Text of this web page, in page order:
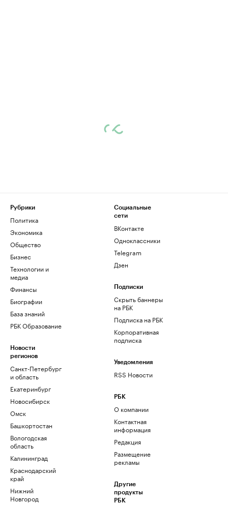
Рубрики
Политика
Экономика
Общество
Бизнес
Технологии и
медиа
Финансы
Биографии
База знаний
РБК Образование
Новости
регионов
Санкт-Петербург
и область
Екатеринбург
Новосибирск
Омск
Башкортостан
Вологодская
область
Калининград
Краснодарский
край
Нижний
Новгород
Социальные
сети
ВКонтакте
Одноклассники
Telegram
Дзен
Подписки
Скрыть баннеры
на РБК
Подписка на РБК
Корпоративная
подписка
Уведомления
RSS Новости
РБК
О компании
Контактная
информация
Редакция
Размещение
рекламы
Другие
продукты
РБК